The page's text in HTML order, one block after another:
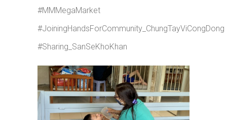
#MMMegaMarket
#JoiningHandsForCommunity_ChungTayViCongDong
#Sharing_SanSeKhoKhan